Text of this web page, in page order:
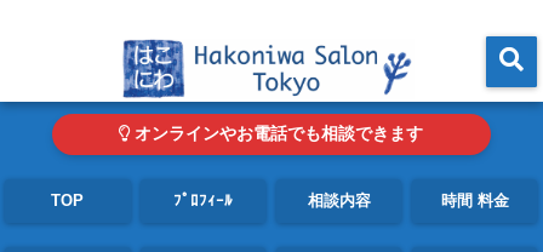
オンラインやお電話でも相談できます
TOP ﾌﾟﾛﾌｨｰﾙ 相談内容 時間 料金